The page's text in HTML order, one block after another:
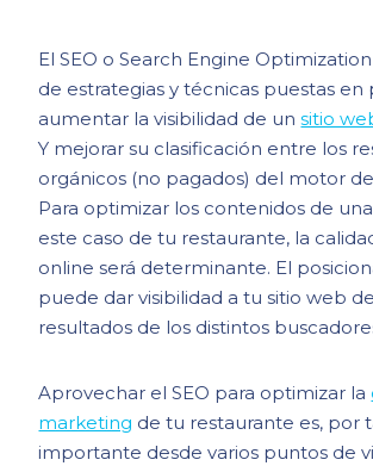
El SEO o Search Engine
de estrategias y técnicas puestas en
aumentar la visibilidad de unsitio
Y mejorar su clasificación entre los
orgánicos (no pagados) del motor
Para optimizar los contenidos de
este caso de tu restaurante, la
online será determinante. El
puede dar visibilidad a tu sitio web
resultados de los distintos
Aprovechar el SEO para optimizar la
marketing de tu restaurante es, por
importante desde varios puntos de